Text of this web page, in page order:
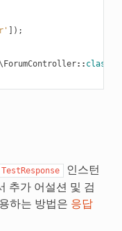
]);
:: class
TestResponse
인스턴
추가 어설션 및 검
하는 방법은 응답